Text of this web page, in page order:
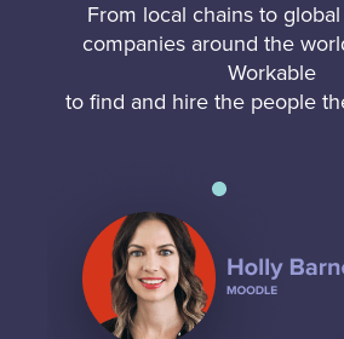
From local chains to
companies around the
Workable
to find and hire the people